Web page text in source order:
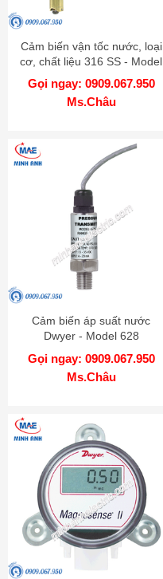
Cảm biến vận tốc nước, loại
cơ, chất liệu 316 SS - Model
PFT
Gọi ngay: 0909.067.950
Ms.Châu
Cảm biến áp suất nước
Dwyer - Model 628
Gọi ngay: 0909.067.950
Ms.Châu